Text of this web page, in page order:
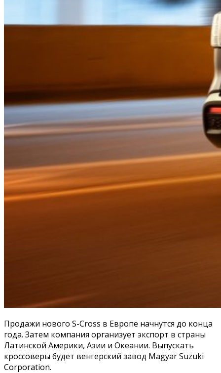
Продажи нового S-Cross в Европе начнутся до конца
года. Затем компания организует экспорт в страны
Латинской Америки, Азии и Океании. Выпускать
кроссоверы будет венгерский завод Magyar Suzuki
Corporation.